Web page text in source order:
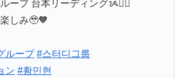
ープ 台本リーディングᝰ✍🏻
しみ🥹🧡
ループ #스터디그룹
ン #황민현